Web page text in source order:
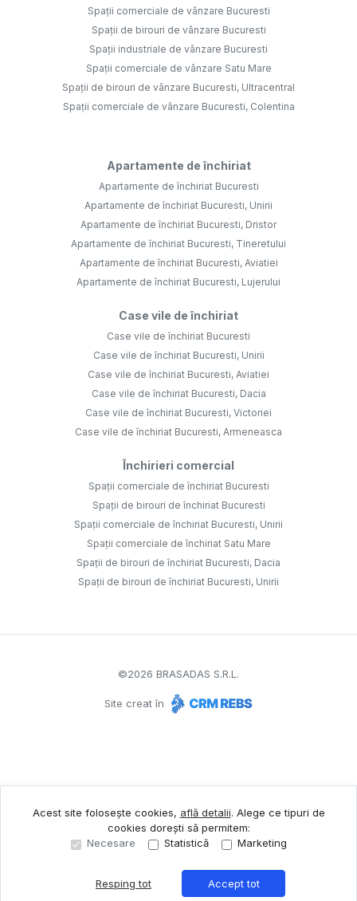
Sună acum Solicită vizionare
Spații comerciale de vânzare Bucuresti
Spații de birouri de vânzare Bucuresti
Spații industriale de vânzare Bucuresti
Spații comerciale de vânzare Satu Mare
Spații de birouri de vânzare Bucuresti, Ultracentral
Spații comerciale de vânzare Bucuresti, Colentina
Apartamente de închiriat
Apartamente de închiriat Bucuresti
Apartamente de închiriat Bucuresti, Unirii
Apartamente de închiriat Bucuresti, Dristor
Apartamente de închiriat Bucuresti, Tineretului
Apartamente de închiriat Bucuresti, Aviatiei
Apartamente de închiriat Bucuresti, Lujerului
Case vile de închiriat
Case vile de închiriat Bucuresti
Case vile de închiriat Bucuresti, Unirii
Case vile de închiriat Bucuresti, Aviatiei
Case vile de închiriat Bucuresti, Dacia
Case vile de închiriat Bucuresti, Victoriei
Case vile de închiriat Bucuresti, Armeneasca
Închirieri comercial
Spații comerciale de închiriat Bucuresti
Spații de birouri de închiriat Bucuresti
Spații comerciale de închiriat Bucuresti, Unirii
Spații comerciale de închiriat Satu Mare
Spații de birouri de închiriat Bucuresti, Dacia
Spații de birouri de închiriat Bucuresti, Unirii
©2026 BRASADAS S.R.L.
Site creat în
Acest site folosește cookies, află detalii. Alege ce tipuri de
cookies dorești să permitem:
Necesare
Statistică Marketing
Resping tot Accept tot